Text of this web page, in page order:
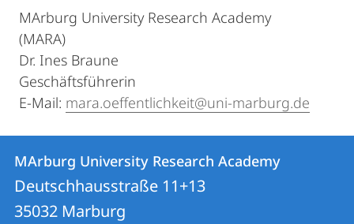
MArburg University Research Academy
(MARA)
Dr. Ines Braune
Geschäftsführerin
E-Mail: mara.oeffentlichkeit@uni-marburg.de
Kontakt
und
Informationen
Kontaktinformationen
MArburg
University
MArburg University Research Academy
Deutschhausstraße 11+13
35032 Marburg